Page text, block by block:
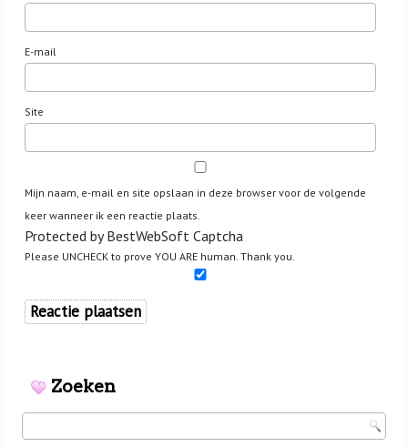
E-mail
Site
Mijn naam, e-mail en site opslaan in deze browser voor de volgende
keer wanneer ik een reactie plaats.
Protected by BestWebSoft Captcha
Please UNCHECK to prove YOU ARE human. Thank you.
Zoeken